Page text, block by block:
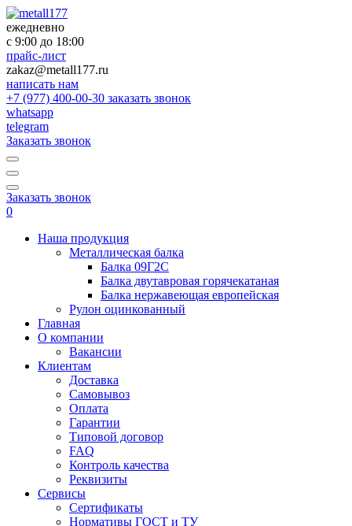
ежедневно
с 9:00 до 18:00
прайс-лист
zakaz@metall177.ru
написать нам
+7 (977) 400-00-30 заказать звонок
whatsapp
telegram
Заказать звонок
Заказать звонок
0
Наша продукция
Металлическая балка
Балка 09Г2С
Балка двутавровая горячекатаная
Балка нержавеющая европейская
Рулон оцинкованный
Главная
О компании
Вакансии
Клиентам
Доставка
Самовывоз
Оплата
Гарантии
Типовой договор
FAQ
Контроль качества
Реквизиты
Сервисы
Сертификаты
Нормативы ГОСТ и ТУ